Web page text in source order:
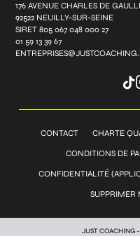
176 AVENUE CHARLES DE
92522 NEUILLY-SUR-SEINE
SIRET 805 067 048 000 27
01 59 13 39 67
CONTACT CHARTE
CONDITIONS DE
CONFIDENTIALITÉ
SUPPRIMER
JUST COACHING -